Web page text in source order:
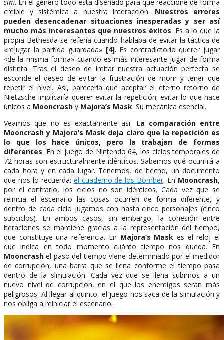
sim. En el género todo está diseñado para que reaccione de forma
creíble y sistémica a nuestra interacción. Nuestros errores
pueden desencadenar situaciones inesperadas y ser así
mucho más interesantes que nuestros éxitos. Es a lo que la
propia Bethesda se refería cuando hablaba de evitar la táctica de
«rejugar la partida guardada» [4]. Es contradictorio querer jugar
«de la misma forma» cuando es más interesante jugar de forma
distinta. Tras el deseo de imitar nuestra actuación perfecta se
esconde el deseo de evitar la frustración de morir y tener que
repetir el nivel. Así, parecería que aceptar el eterno retorno de
Nietzsche implicaría querer evitar la repetición; evitar lo que hace
únicos a Mooncrash y Majora’s Mask. Su mecánica esencial.
Veamos que no es exactamente así. La comparación entre
Mooncrash y Majora’s Mask deja claro que la repetición es
lo que los hace únicos, pero la trabajan de formas
diferentes. En el juego de Nintendo 64, los ciclos temporales de
72 horas son estructuralmente idénticos. Sabemos qué ocurrirá a
cada hora y en cada lugar. Tenemos, de hecho, un documento
que nos lo recuerda: el cuaderno de los Bomber. En Mooncrash,
por el contrario, los ciclos no son idénticos. Cada vez que se
reinicia el escenario las cosas ocurren de forma diferente, y
dentro de cada ciclo jugamos con hasta cinco personajes (cinco
subciclos). En ambos casos, sin embargo, la cohesión entre
iteraciones se mantiene gracias a la representación del tiempo,
que constituye una referencia. En Majora’s Mask es el reloj el
que indica en todo momento cuánto tiempo nos queda. En
Mooncrash el paso del tiempo viene determinado por el medidor
de corrupción, una barra que se llena conforme el tiempo pasa
dentro de la simulación. Cada vez que se llena subimos a un
nuevo nivel de corrupción, en el que los enemigos serán más
peligrosos. Al llegar al quinto, el juego nos saca de la simulación y
nos obliga a reiniciar el escenario.